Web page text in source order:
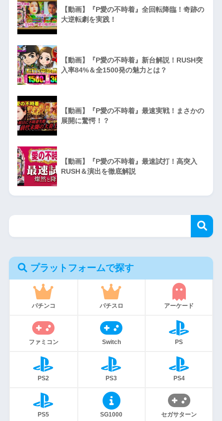
【動画】『P愛の不時着』全回転降臨！奇跡の
大逆転劇を実践！
【動画】『P愛の不時着』新台解説！RUSH突
入率84%＆全1500発の魅力とは？
【動画】『P愛の不時着』最速実戦！まさかの
展開に驚愕！？
【動画】『P愛の不時着』最速試打！高突入
RUSH＆演出を徹底解説
プラットフォームで探す
パチンコ パチスロ アーケード
ファミコン Switch PS
PS2 PS3 PS4
PS5 SG1000 セガサターン